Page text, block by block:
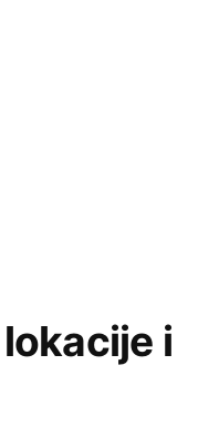
i